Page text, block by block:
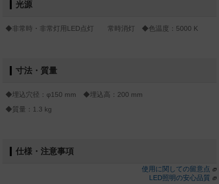
光源
◆非常時・非常灯用LED点灯 常時消灯 ◆色温度：5000 K
寸法・質量
◆埋込穴径：φ150 mm ◆埋込高：200 mm
◆質量：1.3 kg
仕様・注意事項
使用に関しての留意点
LED照明の安心品質